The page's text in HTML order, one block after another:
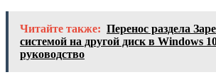
Читайте также: Перенос раздела
системой на другой диск в Windows
руководство